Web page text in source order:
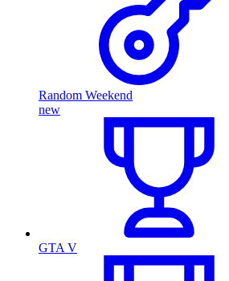
Random Weekend
new
GTA V